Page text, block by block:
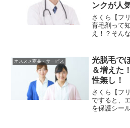
ンクが人
さくら【フ
育毛剤って
え！？そん
っそく見て
ター】うむ
オススメ商品・サービス
光脱毛で
＆増えた
性無し！
さくら【フ
ですると、
を保護シー